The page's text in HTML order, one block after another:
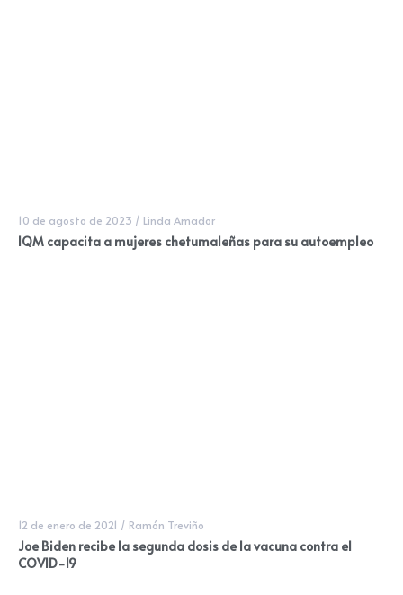
10 de agosto de 2023 / Linda Amador
IQM capacita a mujeres chetumaleñas para su autoempleo
12 de enero de 2021 / Ramón Treviño
Joe Biden recibe la segunda dosis de la vacuna contra el
COVID-19